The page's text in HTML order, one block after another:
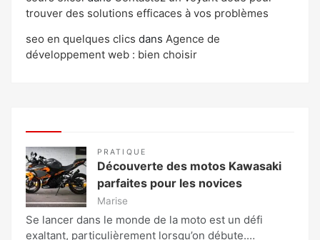
trouver des solutions efficaces à vos problèmes
seo en quelques clics dans Agence de
développement web : bien choisir
PRATIQUE
Découverte des motos Kawasaki
parfaites pour les novices
Marise
Se lancer dans le monde de la moto est un défi
exaltant, particulièrement lorsqu’on débute.…